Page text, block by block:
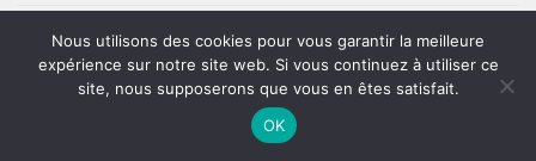
Variété
volley ball
Nous utilisons des cookies pour vous garantir la meilleure
expérience sur notre site web. Si vous continuez à utiliser ce
site, nous supposerons que vous en êtes satisfait.
OK